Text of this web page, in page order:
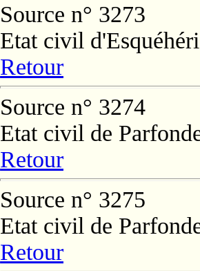
Source n° 3273
Etat civil
Retour
Source n° 3274
Etat civil de
Retour
Source n° 3275
Etat civil de
Retour